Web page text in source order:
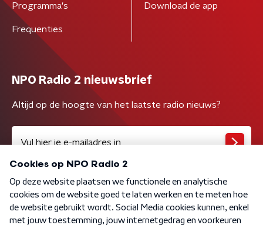
Programma's
Frequenties
Download de app
NPO Radio 2 nieuwsbrief
Altijd op de hoogte van het laatste radio nieuws?
Algemene voorwaarden